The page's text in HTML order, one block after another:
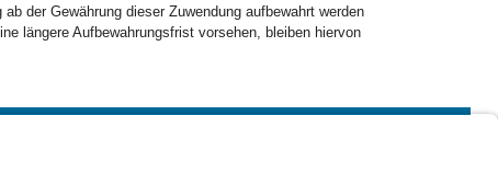
der Gewährung dieser Zuwendung aufbewahrt werden
längere Aufbewahrungsfrist vorsehen, bleiben hiervon